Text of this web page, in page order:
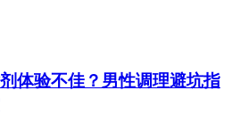
体验不佳？男性调理避坑指